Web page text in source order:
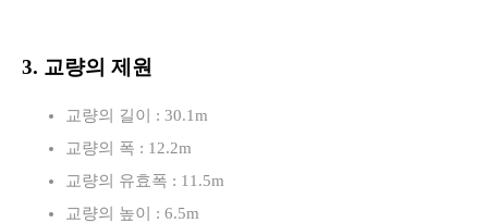
3. 교량의 제원
교량의 길이 : 30.1m
교량의 폭 : 12.2m
교량의 유효폭 : 11.5m
교량의 높이 : 6.5m